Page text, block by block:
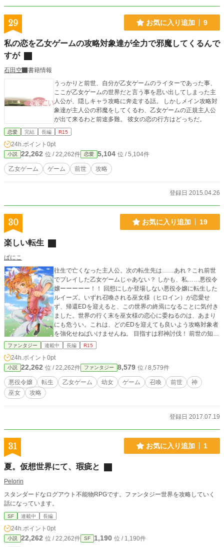
29 お気に入り追加 9
私の恋を乙女ゲームの攻略対象達が全力で邪魔してくるんで
すが
石田空
書籍情報
うっかりと前世、自分が乙女ゲームのライターであった事、
ここが乙女ゲームの世界だと言う事を思い出してしまった主
人公が、隠しキャラ攻略に奔走する話。 しかしメイン攻略対
象達が主人公の邪魔をしてくるわ、乙女ゲームの正規主人公
が出て来るわと前途多難。 彼女の恋の行方はどっちだ。
恋愛 完結 長編 R15
24h.ポイント 0pt
小説 22,262 位 / 22,262件 恋愛 5,104 位 / 5,104件
乙女ゲーム ゲーム 前世 攻略
登録日 2015.04.26
30 お気に入り追加 19
楽しい転生
ぱにこ
往生で亡くなった主人公。次の転生先は……あれ？これ前世
でプレイした乙女ゲームじゃあない？ しかも、私……悪役令
嬢ーーーーー！！ 回想にしか登場しない悪役令嬢に転生した
ルイーズ。いずれ召喚される巫女様（ヒロイン）が恋愛せ
ず、帰還EDを迎えると、この世界の終焉になることに気付き
ました。世界の行く末を巫女様の恋心に委ねるのは、あまり
にも危うい。これは、どのEDを迎えても良いよう攻略対象者
を強化せねばいけませんね。 目指すは邪神討伐！ 前世の知識
をフル稼働し対策を練るも、まだ幼女……儘なりません。
ファンタジー 連載中 長編 R15
24h.ポイント 0pt
小説 22,262 位 / 22,262件 ファンタジー 8,579 位 / 8,579件
悪役令嬢 転生 乙女ゲーム 幼女 ゲーム 召喚 前世
神
巫女
攻略
登録日 2017.07.19
31 お気に入り追加 1
夏。仮想世界にて、瑕疵と
Pelorin
スタンダードなログアウト不能物RPGです。ファンタジー世界を攻略していく
話になっています。
SF 連載中 長編
24h.ポイント 0pt
小説 22,262 位 / 22,262件 SF 1,190 位 / 1,190件